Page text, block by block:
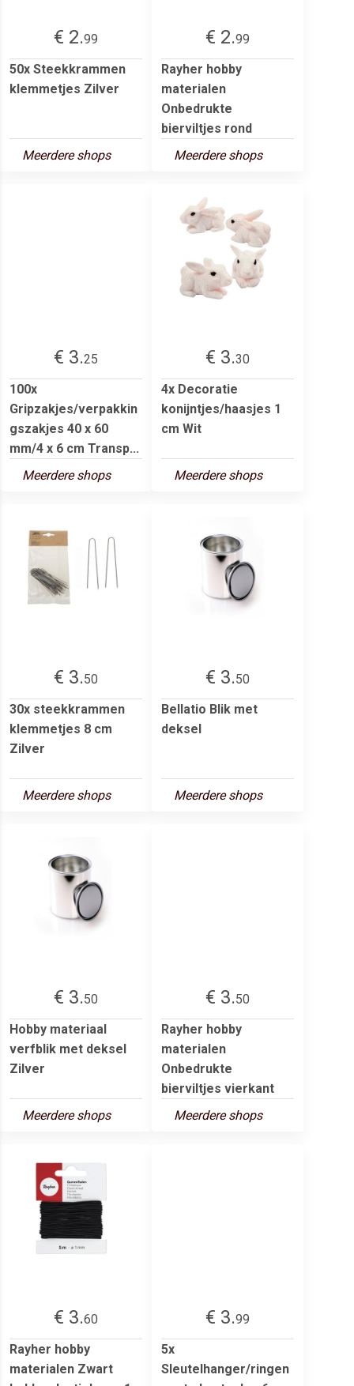
€ 2.99
50x Steekkrammen
klemmetjes Zilver
Meerdere shops
€ 2.99
Rayher hobby
materialen
Onbedrukte
bierviltjes rond
Meerdere shops
€ 3.25
100x
Gripzakjes/verpakkin
gszakjes 40 x 60
mm/4 x 6 cm Transp...
Meerdere shops
€ 3.30
4x Decoratie
konijntjes/haasjes 1
cm Wit
Meerdere shops
€ 3.50
30x steekkrammen
klemmetjes 8 cm
Zilver
Meerdere shops
€ 3.50
Bellatio Blik met
deksel
Meerdere shops
€ 3.50
Hobby materiaal
verfblik met deksel
Zilver
Meerdere shops
€ 3.50
Rayher hobby
materialen
Onbedrukte
bierviltjes vierkant
Meerdere shops
€ 3.60
Rayher hobby
materialen Zwart
€ 3.99
5x
Sleutelhanger/ringen